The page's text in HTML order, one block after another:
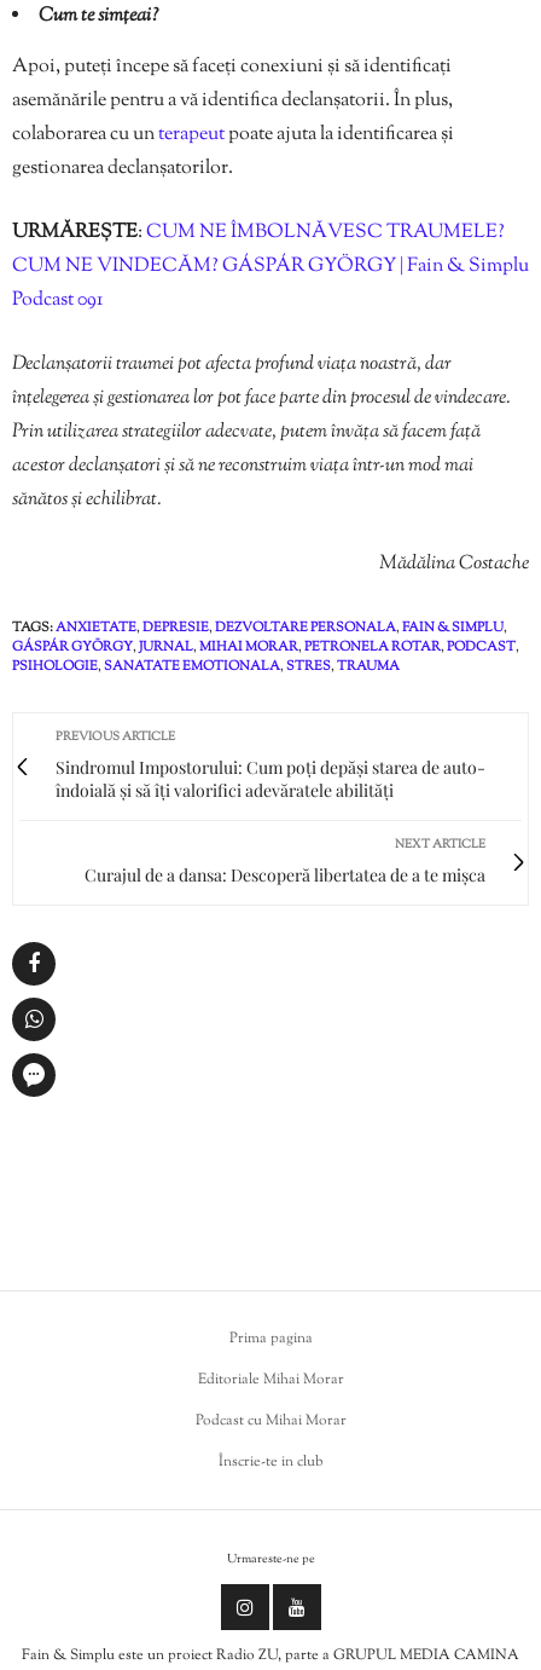
Cum te simțeai?
Apoi, puteți începe să faceți conexiuni și să identificați
asemănările pentru a vă identifica declanșatorii. În plus,
colaborarea cu unterapeutpoate ajuta la identificarea și
gestionarea declanșatorilor.
URMĂREȘTE:CUM NE ÎMBOLNĂVESC TRAUMELE?
CUM NE VINDECĂM? GÁSPÁR GYÖRGY | Fain & Simplu
Podcast 091
Declanșatorii traumei pot afecta profund viața noastră, dar
înțelegerea și gestionarea lor pot face parte din procesul de vindecare.
Prin utilizarea strategiilor adecvate, putem învăța să facem față
acestor declanșatori și să ne reconstruim viața într-un mod mai
sănătos și echilibrat.
Mădălina Costache
TAGS:ANXIETATE,DEPRESIE,DEZVOLTARE PERSONALA,FAIN & SIMPLU,
GÁSPÁR GYÖRGY,JURNAL,MIHAI MORAR,PETRONELA ROTAR,PODCAST,
PSIHOLOGIE,SANATATE EMOTIONALA,STRES,TRAUMA
PREVIOUS ARTICLE
Sindromul Impostorului: Cum poți depăși starea de auto-
îndoială și să îți valorifici adevăratele abilități
NEXT ARTICLE
Curajul de a dansa: Descoperă libertatea de a te mișca
Prima pagina
Editoriale Mihai Morar
Podcast cu Mihai Morar
Înscrie-te in club
Urmareste-ne pe
Fain & Simplu este un proiect Radio ZU, parte a GRUPUL MEDIA CAMINA